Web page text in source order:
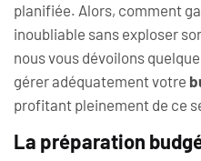
planifiée. Alors, comment
inoubliable sans exploser
nous vous dévoilons
gérer adéquatement votre
profitant pleinement de ce
La préparation